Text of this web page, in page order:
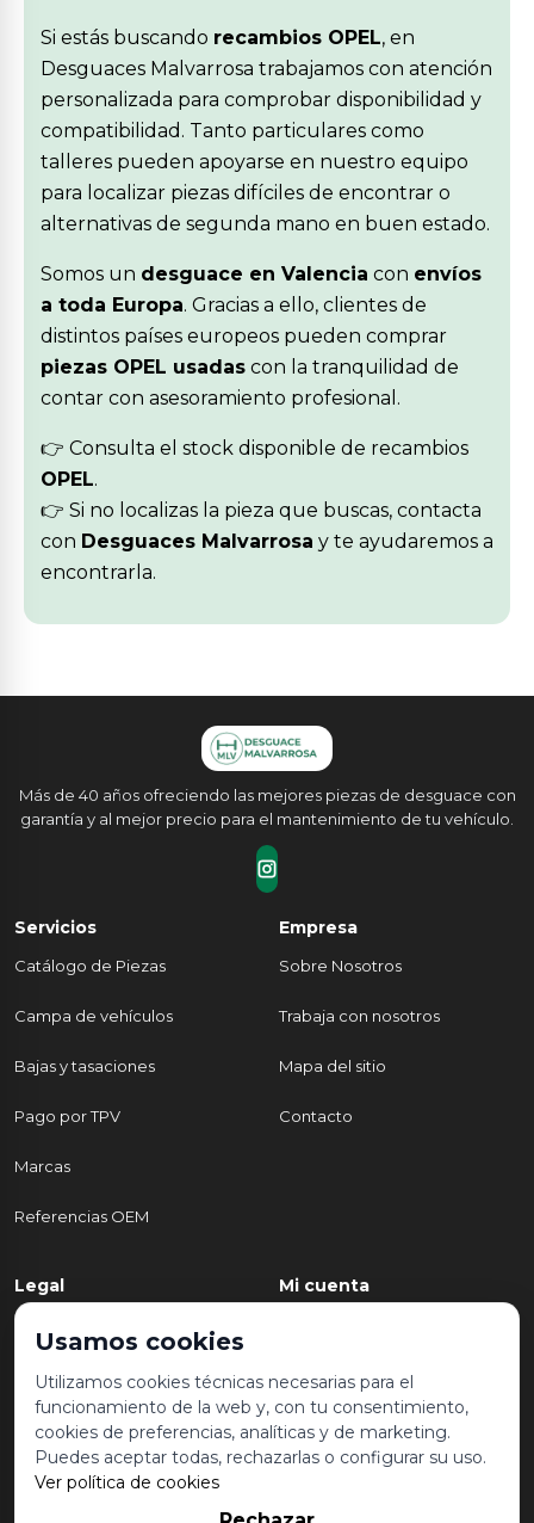
Si estás buscando recambios OPEL, en
Desguaces Malvarrosa trabajamos con atención
personalizada para comprobar disponibilidad y
compatibilidad. Tanto particulares como
talleres pueden apoyarse en nuestro equipo
para localizar piezas difíciles de encontrar o
alternativas de segunda mano en buen estado.
Somos un desguace en Valencia con envíos
a toda Europa. Gracias a ello, clientes de
distintos países europeos pueden comprar
piezas OPEL usadas con la tranquilidad de
contar con asesoramiento profesional.
👉 Consulta el stock disponible de recambios
OPEL.
👉 Si no localizas la pieza que buscas, contacta
con Desguaces Malvarrosa y te ayudaremos a
encontrarla.
Más de 40 años ofreciendo las mejores piezas de desguace con
garantía y al mejor precio para el mantenimiento de tu vehículo.
Servicios
Catálogo de Piezas
Campa de vehículos
Bajas y tasaciones
Pago por TPV
Marcas
Referencias OEM
Empresa
Sobre Nosotros
Trabaja con nosotros
Mapa del sitio
Contacto
Legal
Política de Privacidad
Aviso legal y condiciones de
uso
Política de Cookies
Mi cuenta
Mis pedidos
Lista de deseos
Usamos cookies
Utilizamos cookies técnicas necesarias para el
funcionamiento de la web y, con tu consentimiento,
cookies de preferencias, analíticas y de marketing.
Puedes aceptar todas, rechazarlas o configurar su uso.
Ver política de cookies